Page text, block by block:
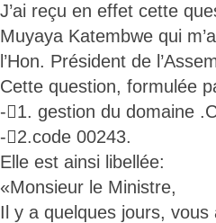
J’ai reçu en effet cette
Muyaya Katembwe qui
l’Hon. Président de
Cette question, formulée
-1. gestion du domaine
-2.code 00243.
Elle est ainsi libellée:
«Monsieur le Ministre,
Il y a quelques jours,